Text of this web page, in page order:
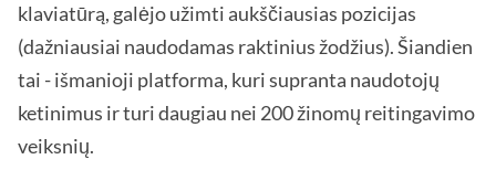
klaviatūrą, galėjo užimti aukščiausias pozicijas
(dažniausiai naudodamas raktinius žodžius). Šiandien
tai - išmanioji platforma, kuri supranta naudotojų
ketinimus ir turi daugiau nei 200 žinomų reitingavimo
veiksnių.